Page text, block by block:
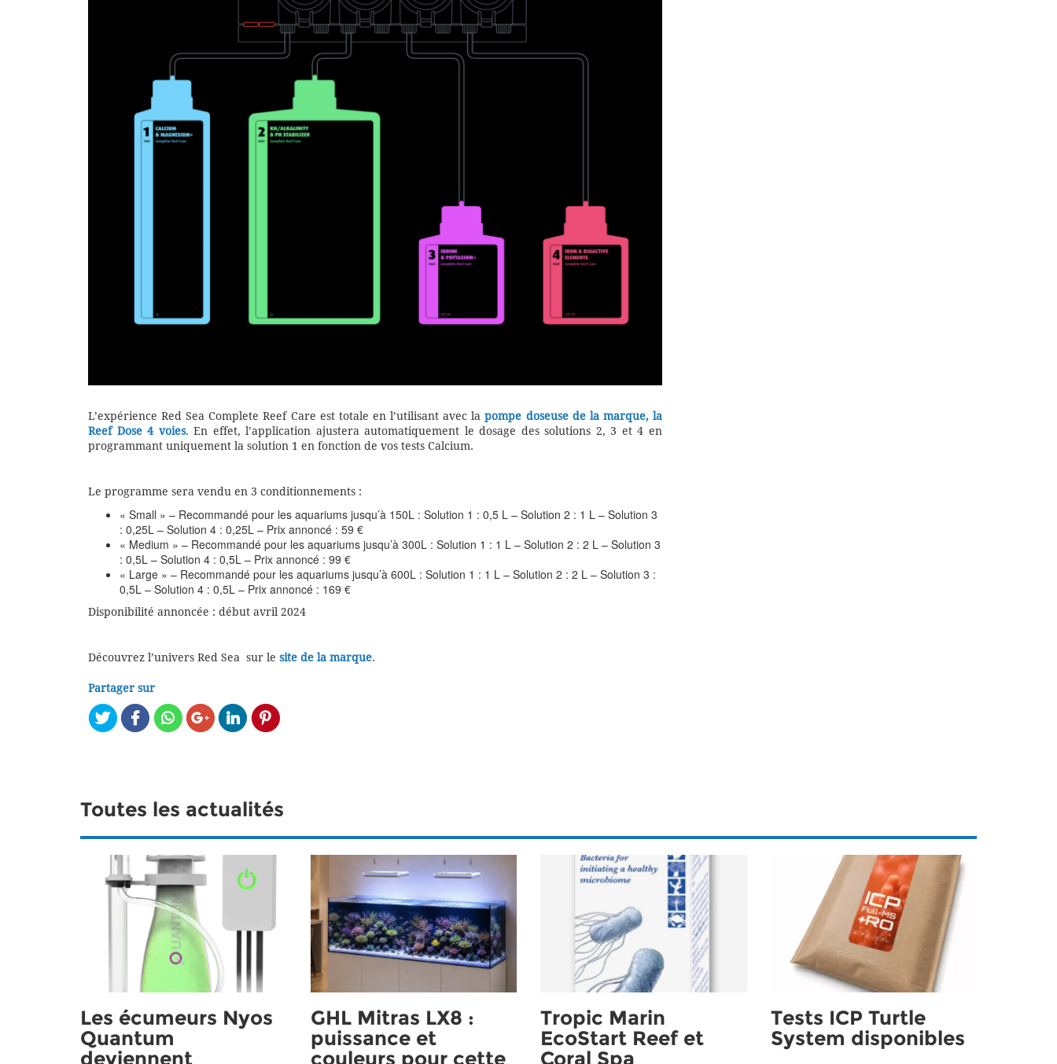
L’expérience Red Sea Complete Reef Care est totale en l’utilisant avec lapompe doseuse de la marque, la
Reef Dose 4 voies. En effet, l’application ajustera automatiquement le dosage des solutions 2, 3 et 4 en
programmant uniquement la solution 1 en fonction de vos tests Calcium.
Le programme sera vendu en 3 conditionnements :
« Small » – Recommandé pour les aquariums jusqu’à 150L : Solution 1 : 0,5 L – Solution 2 : 1 L – Solution 3
: 0,25L – Solution 4 : 0,25L – Prix annoncé : 59 €
« Medium » – Recommandé pour les aquariums jusqu’à 300L : Solution 1 : 1 L – Solution 2 : 2 L – Solution 3
: 0,5L – Solution 4 : 0,5L – Prix annoncé : 99 €
« Large » – Recommandé pour les aquariums jusqu’à 600L : Solution 1 : 1 L – Solution 2 : 2 L – Solution 3 :
0,5L – Solution 4 : 0,5L – Prix annoncé : 169 €
Disponibilité annoncée : début avril 2024
Découvrez l’univers Red Sea sur le site de la marque.
Partager sur
Toutes les actualités
Les écumeurs Nyos
Quantum
GHL Mitras LX8 :
puissance et
Tropic Marin
EcoStart Reef et
Tests ICP Turtle
System disponibles